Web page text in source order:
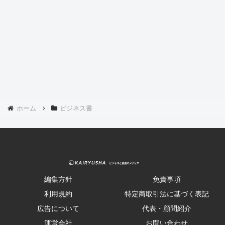
ホーム ビジネス書
編集方針
免責事項
利用規約
特定商取引法に基づく表記
広告について
代表・顧問紹介
運営会社
お問い合わせ